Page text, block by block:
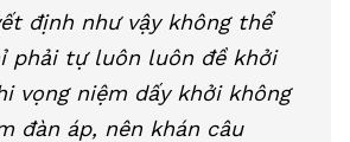
định như vậy không thể
phải tự luôn luôn đề khởi
vọng niệm dấy khởi không
đàn áp, nên khán câu